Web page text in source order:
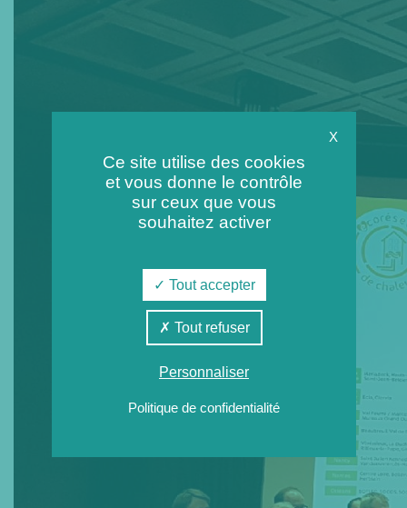
X
Ce site utilise des cookies
et vous donne le contrôle
sur ceux que vous
souhaitez activer
Tout accepter
Tout refuser
Personnaliser
Politique de confidentialité